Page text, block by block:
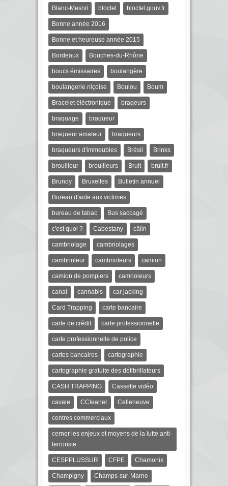
Blanc-Mesnil bloctel bloctel.gouv.fr
Bonne année 2016
Bonne et heureuse année 2015
Bordeaux Bouches-du-Rhône
boucs émissaires boulangère
boulangerie niçoise Boulou Boum
Bracelet éléctronique braqeurs
braquage braqueur
braqueur amateur braqueurs
braqueurs d'immeubles Brésil Brinks
brouilleur brouilleurs Bruit bruit.fr
Brunoy Bruxelles Bulletin annuel
Bureau d'aide aux victimes
bureau de tabac Bus saccagé
c'est quoi ? Cabestany câlin
cambriolage cambriolages
cambrioleur cambrioleurs camion
camion de pompiers camrioleurs
canal cannabis car jacking
Card Trapping carte bancaire
carte de crédit carte professionnelle
carte professionnelle de police
cartes bancaires cartographie
cartographie gratuite des défibrillateurs
CASH TRAPPING Cassette vidéo
cavale CCleaner Celleneuve
centres commerciaux
cerner les enjeux et moyens de la lutte anti-
terroriste
CESPPLUSSUR CFPE Chamonix
Champigny Champs-sur-Marne